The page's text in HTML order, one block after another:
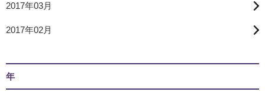
2017年03月
2017年02月
年